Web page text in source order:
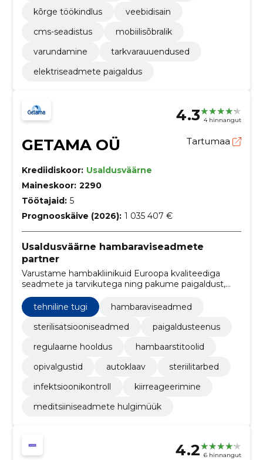
kõrge töökindlus
veebidisain
cms-seadistus
mobiilisõbralik
varundamine
tarkvarauuendused
elektriseadmete paigaldus
4.3 4 hinnangut
GETAMA OÜ Tartumaa
Krediidiskoor: Usaldusväärne
Maineskoor: 2290
Töötajaid: 5
Prognooskäive (2026): 1 035 407 €
Usaldusväärne hambaraviseadmete
partner
Varustame hambakliinikuid Euroopa kvaliteediga
seadmete ja tarvikutega ning pakume paigaldust,
regulaarset hooldust ja kiiret tehnikatuge, et
vähendada seisakuid ja tagada töökindlus.
tehniline tugi
hambaraviseadmed
sterilisatsiooniseadmed
paigaldusteenus
regulaarne hooldus
hambaarstitoolid
opivalgustid
autoklaav
steriilitarbed
infektsioonikontroll
kiirreageerimine
meditsiiniseadmete hulgimüük
4.2 6 hinnangut